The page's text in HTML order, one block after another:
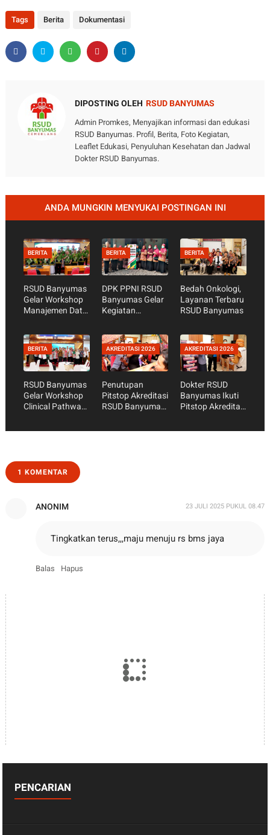
Tags Berita Dokumentasi
DIPOSTING OLEH RSUD BANYUMAS
Admin Promkes, Menyajikan informasi dan edukasi
RSUD Banyumas. Profil, Berita, Foto Kegiatan,
Leaflet Edukasi, Penyuluhan Kesehatan dan Jadwal
Dokter RSUD Banyumas.
ANDA MUNGKIN MENYUKAI POSTINGAN INI
BERITA
RSUD Banyumas
Gelar Workshop
Manajemen Data
Dasar Perbaikan
Pelayanan
BERITA
DPK PPNI RSUD
Banyumas Gelar
Kegiatan
Desa Pajerukan
Kalibagor
BERITA
Bedah Onkologi,
Layanan Terbaru
RSUD Banyumas
BERITA
RSUD Banyumas
Gelar Workshop
Clinical Pathway,
Pasien
AKREDITASI 2026
Penutupan
Pitstop Akreditasi
RSUD Banyumas
AKREDITASI 2026
Dokter RSUD
Banyumas Ikuti
Pitstop Akreditasi
1 KOMENTAR
ANONIM 23 JULI 2025 PUKUL 08.47
Tingkatkan terus,,,maju menuju rs bms jaya
Balas Hapus
PENCARIAN